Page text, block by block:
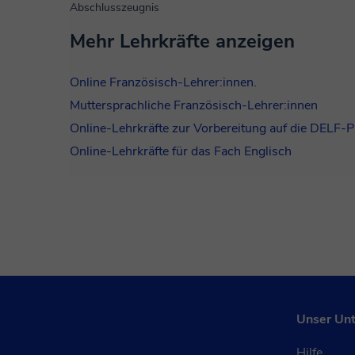
Abschlusszeugnis
Mehr Lehrkräfte anzeigen
Online Französisch-Lehrer:innen.
Muttersprachliche Französisch-Lehrer:innen
Online-Lehrkräfte zur Vorbereitung auf die DELF-
Online-Lehrkräfte für das Fach Englisch
Unser